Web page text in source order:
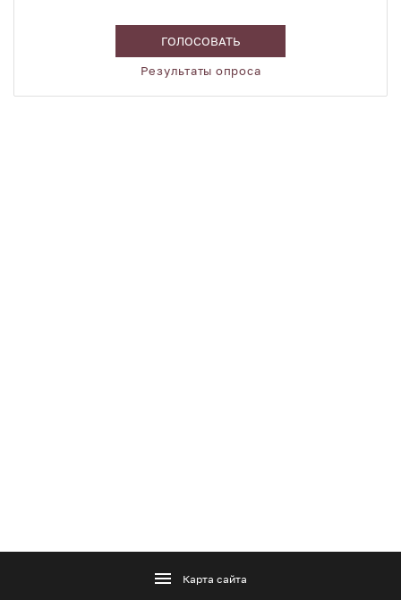
ГОЛОСОВАТЬ
Результаты опроса
Карта сайта